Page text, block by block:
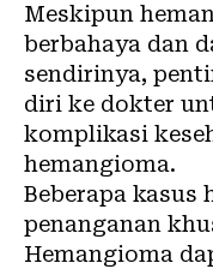
Meskipun
berbahaya dan
sendirinya,
diri ke dokter
komplikasi
hemangioma.
Beberapa kasus
penanganan
Hemangioma